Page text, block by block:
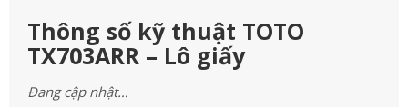
Thông số kỹ thuật TOTO
TX703ARR – Lô giấy
Đang cập nhật…